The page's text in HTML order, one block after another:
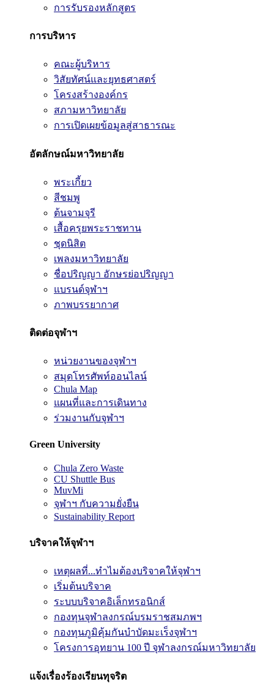
การรับรองหลักสูตร
การบริหาร
คณะผู้บริหาร
วิสัยทัศน์และยุทธศาสตร์
โครงสร้างองค์กร
สภามหาวิทยาลัย
การเปิดเผยข้อมูลสู่สาธารณะ
อัตลักษณ์มหาวิทยาลัย
พระเกี้ยว
สีชมพู
ต้นจามจุรี
เสื้อครุยพระราชทาน
ชุดนิสิต
เพลงมหาวิทยาลัย
ชื่อปริญญา อักษรย่อปริญญา
แบรนด์จุฬาฯ
ภาพบรรยากาศ
ติดต่อจุฬาฯ
หน่วยงานของจุฬาฯ
สมุดโทรศัพท์ออนไลน์
Chula Map
แผนที่และการเดินทาง
ร่วมงานกับจุฬาฯ
Green University
Chula Zero Waste
CU Shuttle Bus
MuvMi
จุฬาฯ กับความยั่งยืน
Sustainability Report
บริจาคให้จุฬาฯ
เหตุผลที่...ทำไมต้องบริจาคให้จุฬาฯ
เริ่มต้นบริจาค
ระบบบริจาคอิเล็กทรอนิกส์
กองทุนจุฬาลงกรณ์บรมราชสมภพฯ
กองทุนภูมิคุ้มกันบำบัดมะเร็งจุฬาฯ
โครงการอุทยาน 100 ปี จุฬาลงกรณ์มหาวิทยาลัย
แจ้งเรื่องร้องเรียนทุจริต